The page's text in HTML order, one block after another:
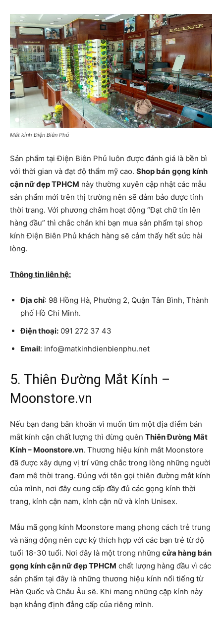
Mắt kính Điện Biên Phủ
Sản phẩm tại Điện Biên Phủ luôn được đánh giá là bền bì
với thời gian và đạt độ thẩm mỹ cao. Shop bán gọng kính
cận nữ đẹp TPHCM này thường xuyên cập nhật các mẫu
sản phẩm mới trên thị trường nên sẽ đảm bảo được tính
thời trang. Với phương châm hoạt động “Đạt chữ tín lên
hàng đầu” thì chắc chắn khi bạn mua sản phẩm tại shop
kính Điện Biên Phủ khách hàng sẽ cảm thấy hết sức hài
lòng.
Thông tin liên hệ:
Địa chỉ: 98 Hồng Hà, Phường 2, Quận Tân Bình, Thành
phố Hồ Chí Minh.
Điện thoại: 091 272 37 43
Email: info@matkinhdienbienphu.net
5. Thiên Đường Mắt Kính –
Moonstore.vn
Nếu bạn đang băn khoăn vì muốn tìm một địa điểm bán
mắt kính cận chất lượng thì đừng quên Thiên Đường Mắt
Kính – Moonstore.vn. Thương hiệu kính mắt Moonstore
đã được xây dựng vị trí vững chắc trong lòng những người
đam mê thời trang. Đúng với tên gọi thiên đường mắt kính
của mình, nơi đây cung cấp đầy đủ các gọng kính thời
trang, kính cận nam, kính cận nữ và kính Unisex.
Mẫu mã gọng kính Moonstore mang phong cách trẻ trung
và năng động nên cực kỳ thích hợp với các bạn trẻ từ độ
tuổi 18-30 tuổi. Nơi đây là một trong những cửa hàng bán
gọng kính cận nữ đẹp TPHCM chất lượng hàng đầu vì các
sản phẩm tại đây là những thương hiệu kính nổi tiếng từ
Hàn Quốc và Châu Âu sẽ. Khi mang những cặp kính này
bạn khẳng định đẳng cấp của riêng mình.